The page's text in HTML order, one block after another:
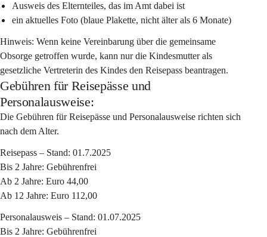
Ausweis des Elternteiles, das im Amt dabei ist
ein aktuelles Foto (blaue Plakette, nicht älter als 6 Monate)
Hinweis: Wenn keine Vereinbarung über die gemeinsame
Obsorge getroffen wurde, kann nur die Kindesmutter als
gesetzliche Vertreterin des Kindes den Reisepass beantragen.
Gebühren für Reisepässe und
Personalausweise:
Die Gebühren für Reisepässe und Personalausweise richten sich
nach dem Alter.
Reisepass – Stand: 01.7.2025
Bis 2 Jahre: Gebührenfrei
Ab 2 Jahre: Euro 44,00
Ab 12 Jahre: Euro 112,00
Personalausweis – Stand: 01.07.2025
Bis 2 Jahre: Gebührenfrei